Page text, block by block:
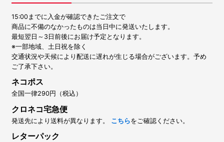
15:00までに入金が確認できたご注文で
商品に不備のなかったものは当日中に発送いたします。
最短翌日～3日前後にお届け予定となります。
※一部地域、土日祝を除く
交通状況や天候により配送に遅れが生じる場合がございます。予め
ご了承下さい。
ネコポス
全国一律290円（税込）
クロネコ宅急便
発送先により送料が異なります。 こちらをご確認ください。
レターパック